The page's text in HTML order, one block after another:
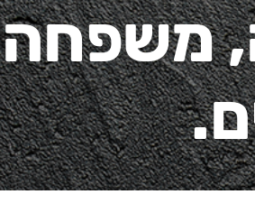
משפחה